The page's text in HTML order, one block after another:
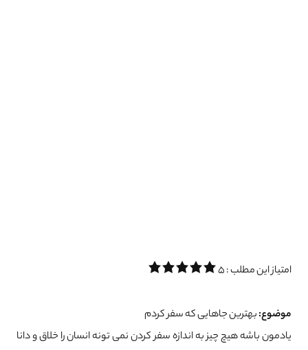
امتیاز این مطلب : 5
موضوع:بهترین جاهایی که سفر کردم
یادمون باشه هیچ چیز به اندازه سفر کردن نمی تونه انسان را خلاق و ‌دانا